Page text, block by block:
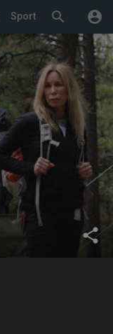
search account_circle
Sport
share